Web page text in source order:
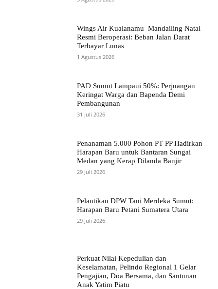
Wings Air Kualanamu–Mandailing Natal
Resmi Beroperasi: Beban Jalan Darat
Terbayar Lunas
1 Agustus 2026
PAD Sumut Lampaui 50%: Perjuangan
Keringat Warga dan Bapenda Demi
Pembangunan
31 Juli 2026
Penanaman 5.000 Pohon PT PP Hadirkan
Harapan Baru untuk Bantaran Sungai
Medan yang Kerap Dilanda Banjir
29 Juli 2026
Pelantikan DPW Tani Merdeka Sumut:
Harapan Baru Petani Sumatera Utara
29 Juli 2026
Perkuat Nilai Kepedulian dan
Keselamatan, Pelindo Regional 1 Gelar
Pengajian, Doa Bersama, dan Santunan
Anak Yatim Piatu